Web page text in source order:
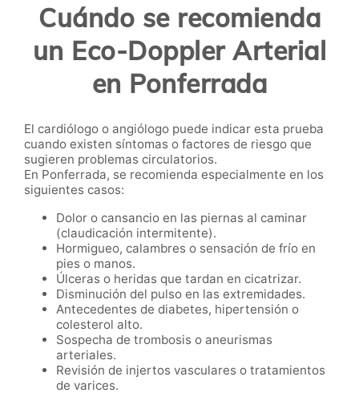
Cuándo se recomienda
un Eco-Doppler Arterial
en Ponferrada
El cardiólogo o angiólogo puede indicar esta prueba
cuando existen síntomas o factores de riesgo que
sugieren problemas circulatorios.
En Ponferrada, se recomienda especialmente en los
siguientes casos:
Dolor o cansancio en las piernas al caminar
(claudicación intermitente).
Hormigueo, calambres o sensación de frío en
pies o manos.
Úlceras o heridas que tardan en cicatrizar.
Disminución del pulso en las extremidades.
Antecedentes de diabetes, hipertensión o
colesterol alto.
Sospecha de trombosis o aneurismas
arteriales.
Revisión de injertos vasculares o tratamientos
de varices.